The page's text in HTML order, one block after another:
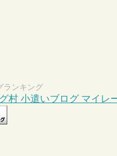
ランキング